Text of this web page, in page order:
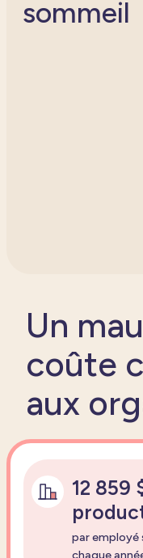
sommeil
Un
coûte
aux
12 859
par employé
chaque